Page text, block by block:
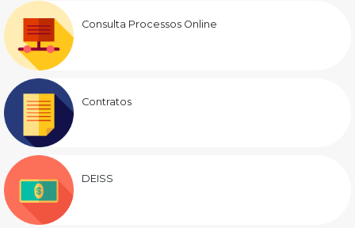
Consulta Processos Online
Contratos
DEISS